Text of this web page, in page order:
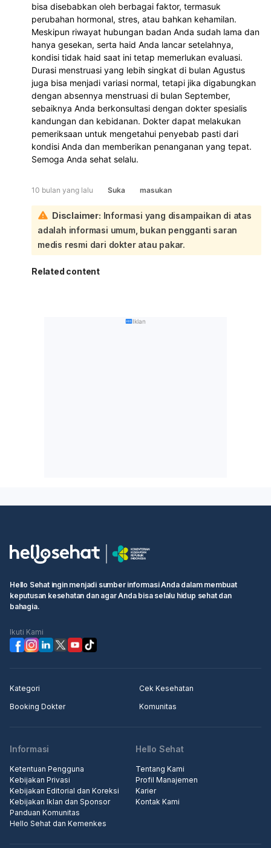
bisa disebabkan oleh berbagai faktor, termasuk
perubahan hormonal, stres, atau bahkan kehamilan.
Meskipun riwayat hubungan badan Anda sudah lama dan
hanya gesekan, serta haid Anda lancar setelahnya,
kondisi tidak haid saat ini tetap memerlukan evaluasi.
Durasi menstruasi yang lebih singkat di bulan Agustus
juga bisa menjadi variasi normal, tetapi jika digabungkan
dengan absennya menstruasi di bulan September,
sebaiknya Anda berkonsultasi dengan dokter spesialis
kandungan dan kebidanan. Dokter dapat melakukan
pemeriksaan untuk mengetahui penyebab pasti dari
kondisi Anda dan memberikan penanganan yang tepat.
Semoga Anda sehat selalu.
10 bulan yang lalu Suka masukan
Disclaimer: Informasi yang disampaikan di atas
adalah informasi umum, bukan pengganti saran
medis resmi dari dokter atau pakar.
Related content
Iklan
Hello Sehat ingin menjadi sumber informasi Anda dalam membuat
keputusan kesehatan dan agar Anda bisa selalu hidup sehat dan
bahagia.
Ikuti Kami
Kategori
Cek Kesehatan
Booking Dokter
Komunitas
Informasi
Ketentuan Pengguna
Kebijakan Privasi
Kebijakan Editorial dan Koreksi
Kebijakan Iklan dan Sponsor
Panduan Komunitas
Hello Sehat dan Kemenkes
Hello Sehat
Tentang Kami
Profil Manajemen
Karier
Kontak Kami